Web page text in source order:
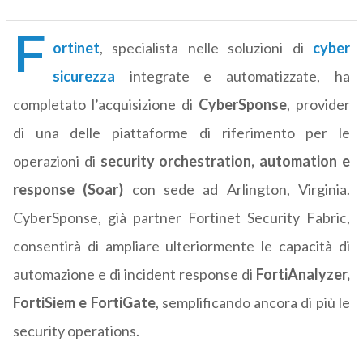
F ortinet, specialista nelle soluzioni di cyber
sicurezza integrate e automatizzate, ha
completato l’acquisizione di CyberSponse, provider
di una delle piattaforme di riferimento per le
operazioni di security orchestration, automation e
response (Soar) con sede ad Arlington, Virginia.
CyberSponse, già partner Fortinet Security Fabric,
consentirà di ampliare ulteriormente le capacità di
automazione e di incident response di FortiAnalyzer,
FortiSiem e FortiGate, semplificando ancora di più le
security operations.